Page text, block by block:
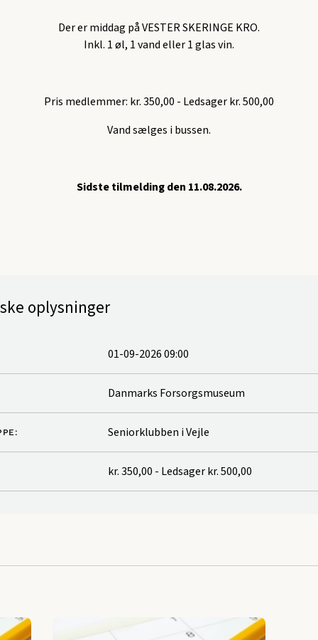
Der er middag på VESTER SKERINGE KRO.
Inkl. 1 øl, 1 vand eller 1 glas vin.
Pris medlemmer: kr. 350,00 - Ledsager kr. 500,00
Vand sælges i bussen.
Sidste tilmelding den 11.08.2026.
oplysninger
01-09-2026 09:00
Danmarks Forsorgsmuseum
Seniorklubben i Vejle
kr. 350,00 - Ledsager kr. 500,00